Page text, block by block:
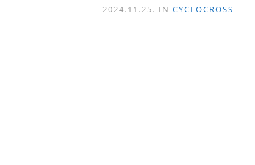
2024.11.25. INCYCLOCROSS